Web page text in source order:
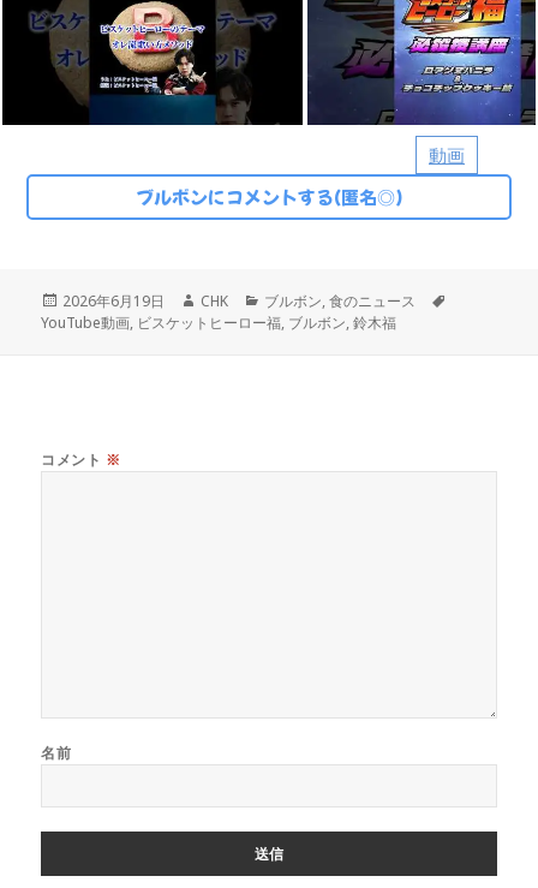
動画
ブルボンにコメントする(匿名◎)
投
稿
2026年6月19日
作
成
CHK
カ
テ
ブルボン,食のニュース
YouTube動画, ビスケットヒーロー福, ブルボン,鈴木福
コメント ※
名前